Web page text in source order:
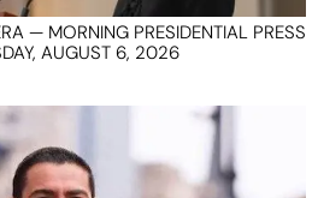
— MORNING PRESIDENTIAL PRESS
AUGUST 6, 2026